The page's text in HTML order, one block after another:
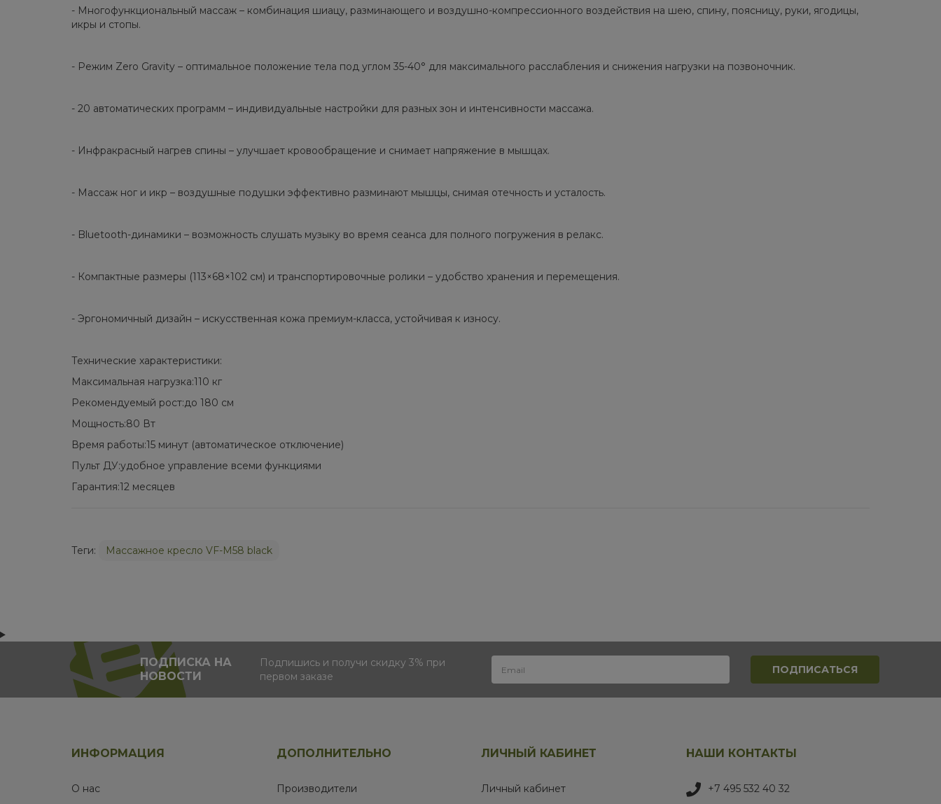
- Многофункциональный массаж – комбинация шиацу, разминающего и воздушно-компрессионного воздействия на шею, спину, поясницу, руки, ягодицы,
икры и стопы.
- Режим Zero Gravity – оптимальное положение тела под углом 35-40° для максимального расслабления и снижения нагрузки на позвоночник.
- 20 автоматических программ – индивидуальные настройки для разных зон и интенсивности массажа.
- Инфракрасный нагрев спины – улучшает кровообращение и снимает напряжение в мышцах.
- Массаж ног и икр – воздушные подушки эффективно разминают мышцы, снимая отечность и усталость.
- Bluetooth-динамики – возможность слушать музыку во время сеанса для полного погружения в релакс.
- Компактные размеры (113×68×102 см) и транспортировочные ролики – удобство хранения и перемещения.
- Эргономичный дизайн – искусственная кожа премиум-класса, устойчивая к износу.
Технические характеристики:
Максимальная нагрузка:110 кг
Рекомендуемый рост:до 180 см
Мощность:80 Вт
Время работы:15 минут (автоматическое отключение)
Пульт ДУ:удобное управление всеми функциями
Гарантия:12 месяцев
Теги: Массажное кресло VF-M58 black
ПОДПИСКА НА
НОВОСТИ
Подпишись и получи скидку 3% при
первом заказе
ИНФОРМАЦИЯ
О нас
ДОПОЛНИТЕЛЬНО
Производители
ЛИЧНЫЙ КАБИНЕТ
Личный кабинет
НАШИ КОНТАКТЫ
+7 495 532 40 32